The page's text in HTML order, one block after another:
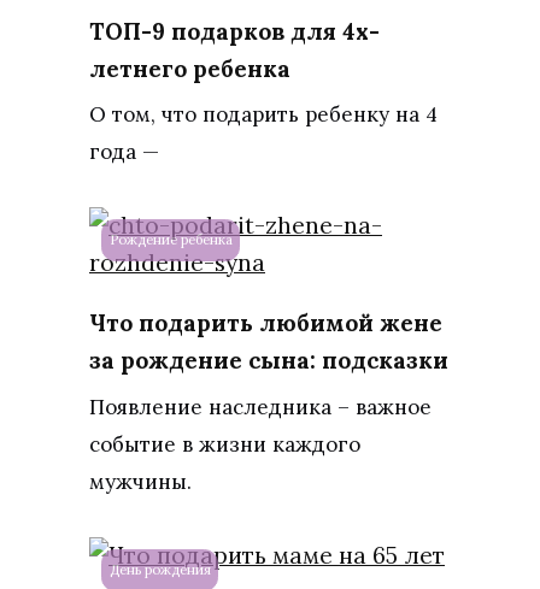
ТОП-9 подарков для 4х-
летнего ребенка
О том, что подарить ребенку на 4
года —
Рождение ребенка
Что подарить любимой жене
за рождение сына: подсказки
Появление наследника – важное
событие в жизни каждого
мужчины.
День рождения